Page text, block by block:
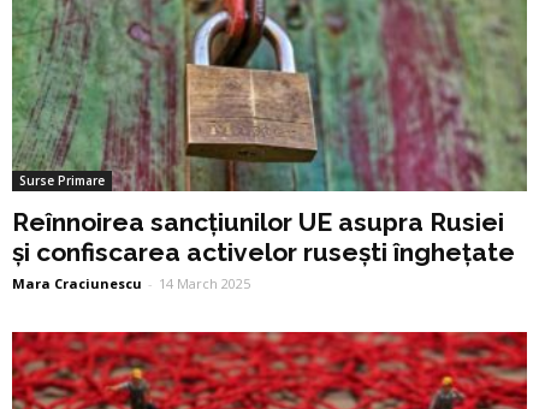
Surse Primare
Reînnoirea sancțiunilor UE asupra Rusiei
și confiscarea activelor rusești înghețate
Mara Craciunescu - 14 March 2025